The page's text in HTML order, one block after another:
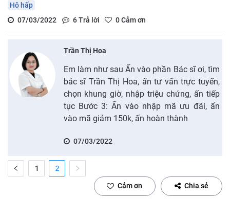
Hô hấp
07/03/2022
6Trả lời 0Cảm ơn
Trần Thị Hoa
Em làm như sau Ấn vào phần Bác sĩ ơi, tìm
bác sĩ Trần Thị Hoa, ấn tư vấn trực tuyến,
chọn khung giờ, nhập triệu chứng, ấn tiếp
tục Bước 3: Ấn vào nhập mã ưu đãi, ấn
vào mã giảm 150k, ấn hoàn thành
07/03/2022
1 2
Cảm ơn Chia sẻ